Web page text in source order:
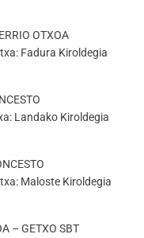
OTXOA
Fadura Kiroldegia
Landako Kiroldegia
Maloste Kiroldegia
– GETXO SBT